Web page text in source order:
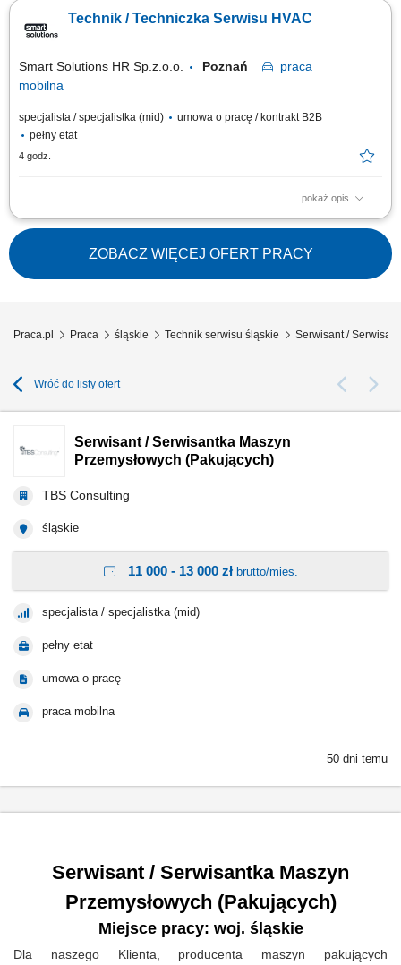
chłodniczych. Analiza usterek i dobór odpowiednich rozwiązań
technicznych. Prowadzenie dokumentacji serwisowej oraz utrzymywanie
Technik / Techniczka Serwisu HVAC
Smart Solutions HR Sp.z.o.o. Poznań
praca
mobilna
specjalista / specjalistka (mid)
umowa o pracę / kontrakt B2B
pełny etat
4 godz.
pokaż opis
Opis stanowiska: Wykonywanie serwisu, konserwacji i napraw urządzeń
chłodniczych. Instalowanie oraz uruchamianie nowych systemów
chłodniczych. Analiza usterek i dobór odpowiednich rozwiązań
technicznych. Prowadzenie dokumentacji serwisowej oraz utrzymywanie
kontaktu z klientami podczas...
ZOBACZ WIĘCEJ OFERT PRACY
Praca.pl Praca śląskie Technik serwisu śląskie Serwisant /
Wróć do listy ofert
Serwisant / Serwisantka Maszyn
Przemysłowych (Pakujących)
TBS Consulting
śląskie
11 000 - 13 000 złbrutto/mies.
specjalista / specjalistka (mid)
pełny etat
umowa o pracę
praca mobilna
50 dni temu
Serwisant / Serwisantka Maszyn
Przemysłowych (Pakujących)
Miejsce pracy: woj. śląskie
Dla naszego Klienta, producenta maszyn pakujących